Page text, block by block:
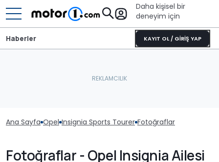
Daha kişisel bir
deneyim için
KAYIT OL / GİRİŞ YAP
Haberler
Ana Sayfa Opel Insignia Sports Tourer Fotoğraflar
Fotoğraflar - Opel Insignia Ailesi